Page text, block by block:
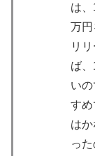
は
万
リ
ば
い
す
は
っ